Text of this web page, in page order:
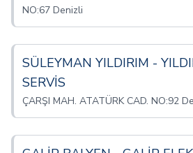
NO:67 Denizli
SÜLEYMAN YILDIRIM -
SERVİS
ÇARŞI MAH. ATATÜRK CAD. NO:92